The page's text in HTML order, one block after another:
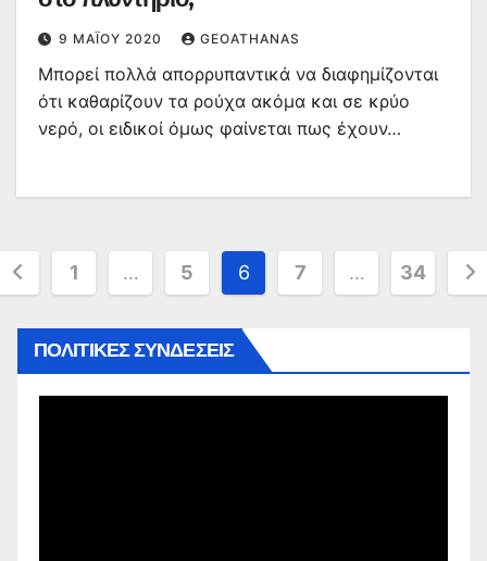
9 ΜΑΪ́ΟΥ 2020 GEOATHANAS
Μπορεί πολλά απορρυπαντικά να διαφημίζονται
ότι καθαρίζουν τα ρούχα ακόμα και σε κρύο
νερό, οι ειδικοί όμως φαίνεται πως έχουν…
1 … 5 6 7 … 34
ΠΟΛΙΤΙΚΕΣ ΣΥΝΔΕΣΕΙΣ